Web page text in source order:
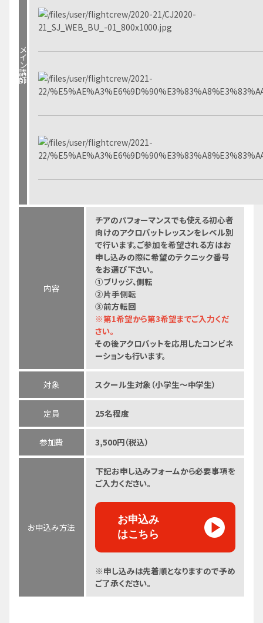
メ
イ
ン
講
師
内容
チアのパフォーマンスでも使える初心者
向けのアクロバットレッスンをレベル別
で行います。ご参加を希望される方はお
申し込みの際に希望のテクニック番号
をお選び下さい。
①ブリッジ、側転
②片手側転
③前方転回
※第1希望から第3希望までご入力くだ
さい。
その後アクロバットを応用したコンビネ
ーションも行います。
対象 スクール生対象（小学生～中学生）
定員 25名程度
参加費 3,500円（税込）
お申込み方法
下記お申し込みフォームから必要事項を
ご入力ください。
お申込み
はこちら
※申し込みは先着順となりますので予め
ご了承ください。